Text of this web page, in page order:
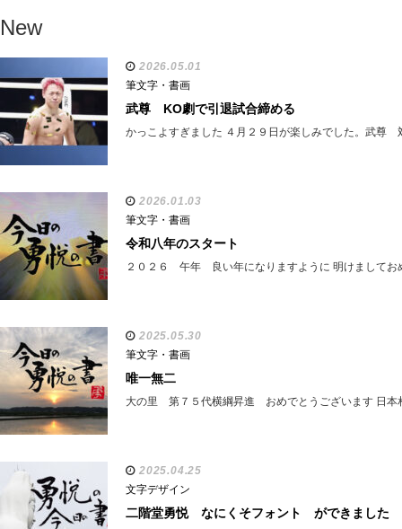
New
2026.05.01
筆文字・書画
武尊 KO劇で引退試合締める
かっこよすぎました ４月２９日が楽しみでした。武
2026.01.03
筆文字・書画
令和八年のスタート
２０２６ 午年 良い年になりますように 明けましてお
2025.05.30
筆文字・書画
唯一無二
大の里 第７５代横綱昇進 おめでとうございます 日本
2025.04.25
文字デザイン
二階堂勇悦 なにくそフォント ができました